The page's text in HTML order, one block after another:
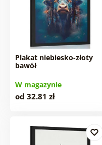
Plakat niebiesko-złoty
bawół
W magazynie
od 32.81 zł